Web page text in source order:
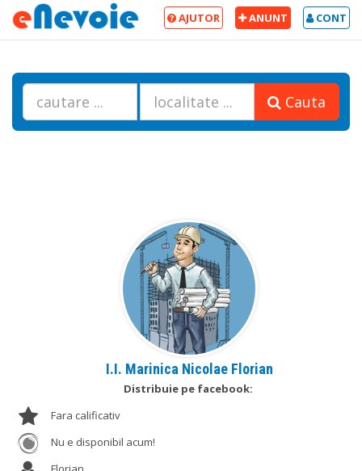
CONT
ANUNT
AJUTOR
Cauta
I.I. Marinica Nicolae Florian
Distribuie pe facebook:
Fara calificativ
Nu e disponibil acum!